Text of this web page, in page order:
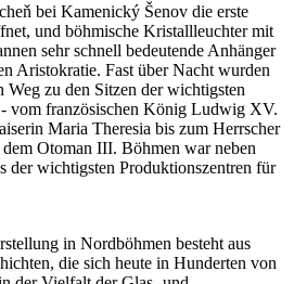
bei Kamenický Šenov die erste
und böhmische Kristallleuchter mit
sehr schnell bedeutende Anhänger
Aristokratie. Fast über Nacht wurden
Weg zu den Sitzen der wichtigsten
vom französischen König Ludwig XV.
Maria Theresia bis zum Herrscher
dem Otoman III. Böhmen war neben
der wichtigsten Produktionszentren für
in Nordböhmen besteht aus
die sich heute in Hunderten von